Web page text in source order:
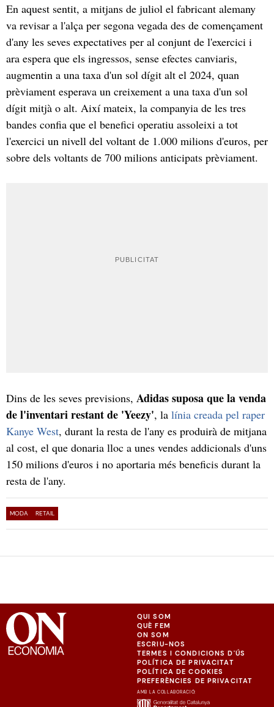
En aquest sentit, a mitjans de juliol el fabricant alemany
va revisar a l'alça per segona vegada des de començament
d'any les seves expectatives per al conjunt de l'exercici i
ara espera que els ingressos, sense efectes canviaris,
augmentin a una taxa d'un sol dígit alt el 2024, quan
prèviament esperava un creixement a una taxa d'un sol
dígit mitjà o alt. Així mateix, la companyia de les tres
bandes confia que el benefici operatiu assoleixi a tot
l'exercici un nivell del voltant de 1.000 milions d'euros, per
sobre dels voltants de 700 milions anticipats prèviament.
Dins de les seves previsions, Adidas suposa que la venda
de l'inventari restant de 'Yeezy', la línia creada pel raper
Kanye West, durant la resta de l'any es produirà de mitjana
al cost, el que donaria lloc a unes vendes addicionals d'uns
150 milions d'euros i no aportaria més beneficis durant la
resta de l'any.
MODA RETAIL
QUI SOM
QUÈ FEM
ON SOM
ESCRIU-NOS
TERMES I CONDICIONS D'ÚS
POLÍTICA DE PRIVACITAT
POLÍTICA DE COOKIES
PREFERÈNCIES DE PRIVACITAT
AMB LA COL·LABORACIÓ: